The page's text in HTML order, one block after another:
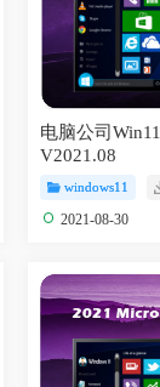
电脑公司
V2021.08
windows11
2021-08-30